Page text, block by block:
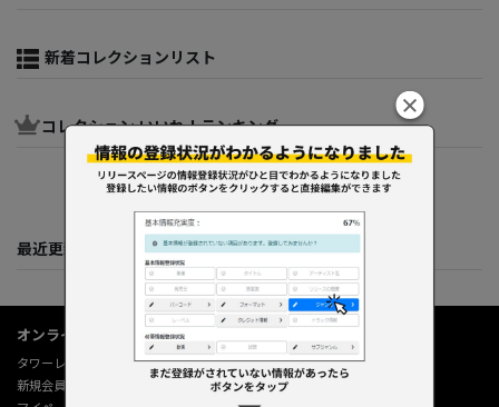
新着コレクションリスト
コレクション いいね！ランキング
最近更新してくれた人たち
オンラインショップ情報
タワーレコード オンライン
新規会員登録